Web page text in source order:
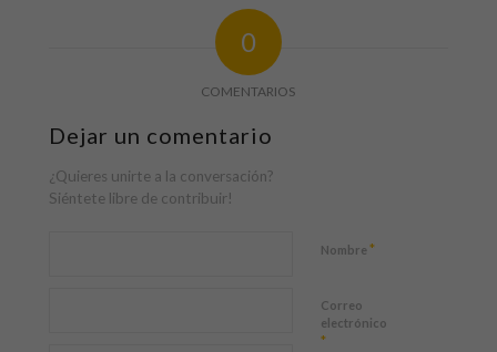
0
COMENTARIOS
Dejar un comentario
¿Quieres unirte a la conversación?
Siéntete libre de contribuir!
Nombre *
Correo
electrónico
*